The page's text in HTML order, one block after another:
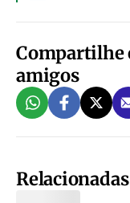
Compartilhe
amigos
Relacionadas